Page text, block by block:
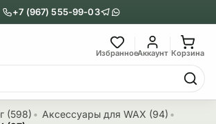
+7 (967) 555-99-03
ИзбранноеАккаунт Корзина
Главное
Трубки
(598)
Аксессуары для WAX (94)